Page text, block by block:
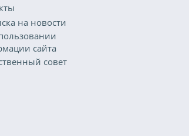
на новости
сайта
совет